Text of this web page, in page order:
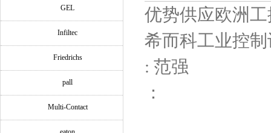
GEL
Infiltec
Friedrichs
pall
Multi-Contact
优势供应欧洲
希而科工业控
: 范强
：